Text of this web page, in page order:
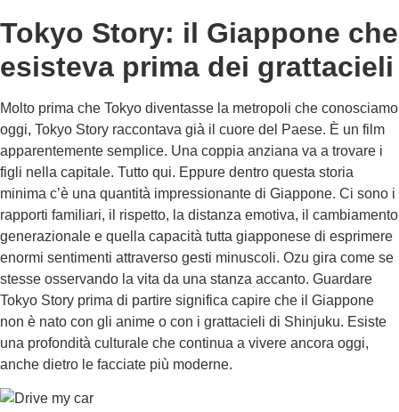
Tokyo Story: il Giappone che
esisteva prima dei grattacieli
Molto prima che Tokyo diventasse la metropoli che conosciamo
oggi, Tokyo Story raccontava già il cuore del Paese. È un film
apparentemente semplice. Una coppia anziana va a trovare i
figli nella capitale. Tutto qui. Eppure dentro questa storia
minima c’è una quantità impressionante di Giappone. Ci sono i
rapporti familiari, il rispetto, la distanza emotiva, il cambiamento
generazionale e quella capacità tutta giapponese di esprimere
enormi sentimenti attraverso gesti minuscoli. Ozu gira come se
stesse osservando la vita da una stanza accanto. Guardare
Tokyo Story prima di partire significa capire che il Giappone
non è nato con gli anime o con i grattacieli di Shinjuku. Esiste
una profondità culturale che continua a vivere ancora oggi,
anche dietro le facciate più moderne.